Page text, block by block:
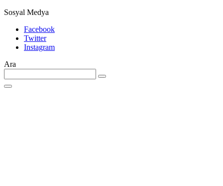
Sosyal Medya
Facebook
Twitter
Instagram
Ara